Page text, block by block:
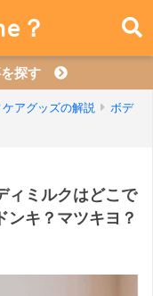
？
を探す
ケアグッズの解説
ボデ
ィミルクはどこで
ンキ？マツキヨ？